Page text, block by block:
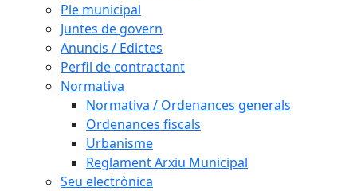
Ple municipal
Juntes de govern
Anuncis / Edictes
Perfil de contractant
Normativa
Normativa / Ordenances generals
Ordenances fiscals
Urbanisme
Reglament Arxiu Municipal
Seu electrònica